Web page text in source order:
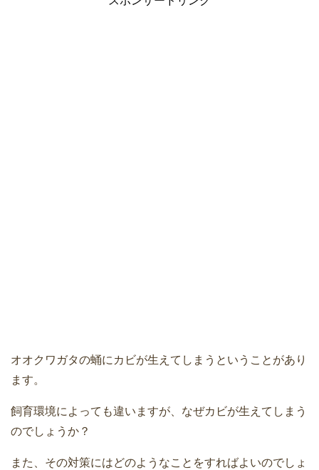
オオクワガタの蛹にカビが生えてしまうということがあり
ます。
飼育環境によっても違いますが、なぜカビが生えてしまう
のでしょうか？
また、その対策にはどのようなことをすればよいのでしょ